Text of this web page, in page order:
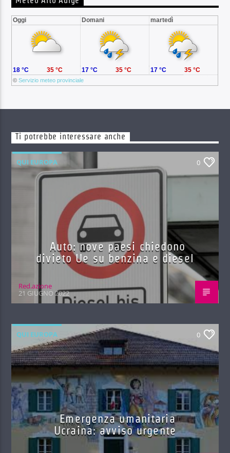
Oggi Domani martedì
©Servizio meteo provinciale
18 °C 35 °C 17 °C 35 °C 17 °C 35 °C
Ti potrebbe interessare anche
QUI EUROPA 0
Auto: nove paesi chiedono
divieto Ue su benzina e diesel
Red.azione
21 GIUGNO 2022
QUI EUROPA 0
Emergenza umanitaria
Ucraina: avviso urgente